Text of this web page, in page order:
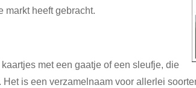
markt heeft gebracht.
met een gaatje of een sleufje, die
is een verzamelnaam voor allerlei